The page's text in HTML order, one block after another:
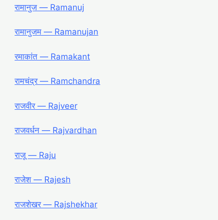
रामानुज ― Ramanuj
रामानुजम ― Ramanujan
रमाकांत ― Ramakant
रामचंद्र ― Ramchandra
राजवीर ― Rajveer
राजवर्धन ― Rajvardhan
राजू ― Raju
राजेश ― Rajesh
राजशेखर ― Rajshekhar